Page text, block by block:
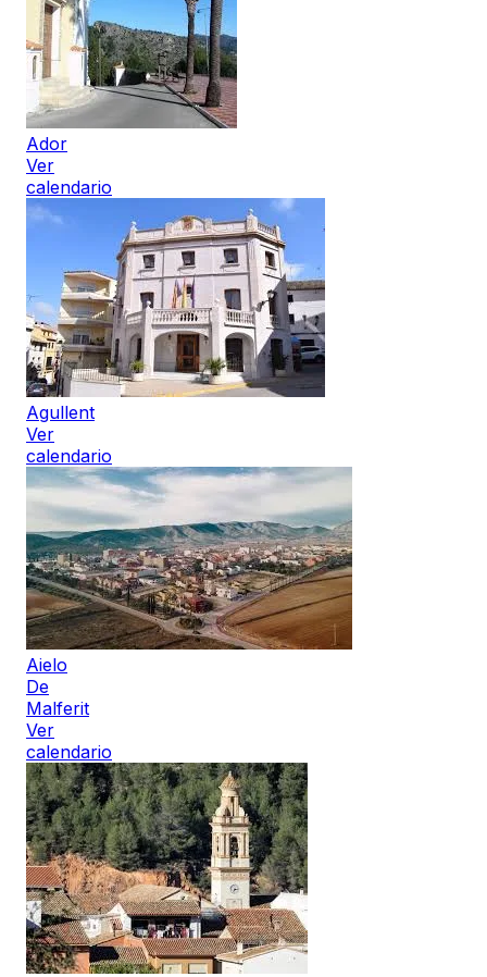
Ador
Ver
calendario
Agullent
Ver
calendario
Aielo
De
Malferit
Ver
calendario